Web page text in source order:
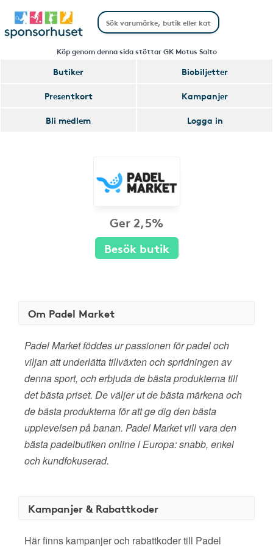
Köp genom denna sida stöttar GK Motus Salto
Butiker
Biobiljetter
Presentkort
Kampanjer
Bli medlem
Logga in
Ger 2,5%
Besök butik
Om Padel Market
Padel Market föddes ur passionen för padel och
viljan att underlätta tillväxten och spridningen av
denna sport, och erbjuda de bästa produkterna till
det bästa priset. De väljer ut de bästa märkena och
de bästa produkterna för att ge dig den bästa
upplevelsen på banan. Padel Market vill vara den
bästa padelbutiken online i Europa: snabb, enkel
och kundfokuserad.
Kampanjer & Rabattkoder
Här finns kampanjer och rabattkoder till Padel